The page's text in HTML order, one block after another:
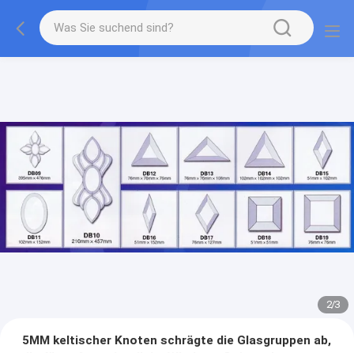
2/3
5MM keltischer Knoten schrägte die Glasgruppen ab,